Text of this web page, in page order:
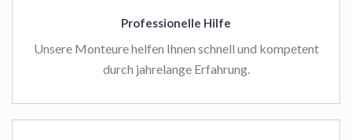
Professionelle Hilfe
Unsere Monteure helfen Ihnen schnell und kompetent
durch jahrelange Erfahrung.